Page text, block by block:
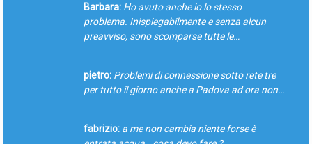
Barbara: Ho avuto anche io lo stesso
problema. Inispiegabilmente e senza alcun
preavviso, sono scomparse tutte le…
pietro: Problemi di connessione sotto rete tre
per tutto il giorno anche a Padova ad ora non…
fabrizio: a me non cambia niente forse è